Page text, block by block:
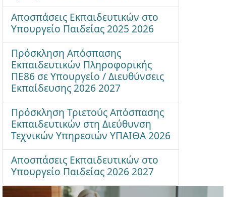
Αποσπάσεις Εκπαιδευτικών στο
Υπουργείο Παιδείας 2025 2026
Πρόσκληση Απόσπασης
Εκπαιδευτικών Πληροφορικής
ΠΕ86 σε Υπουργείο / Διευθύνσεις
Εκπαίδευσης 2026 2027
Πρόσκληση Τριετούς Απόσπασης
Εκπαιδευτικών στη Διεύθυνση
Τεχνικών Υπηρεσιών ΥΠΑΙΘΑ 2026
Αποσπάσεις Εκπαιδευτικών στο
Υπουργείο Παιδείας 2026 2027